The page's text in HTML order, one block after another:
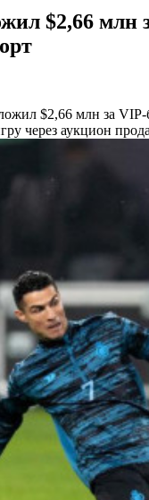
$2,66 млн
$2,66 млн за
через аукцион